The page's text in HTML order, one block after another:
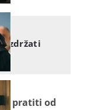
izdržati
pratiti od